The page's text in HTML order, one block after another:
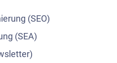
(SEO)
(SEA)